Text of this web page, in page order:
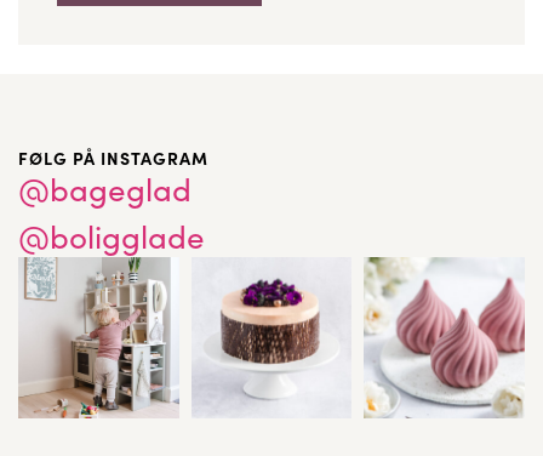
FØLG PÅ INSTAGRAM
@bageglad
@boligglade